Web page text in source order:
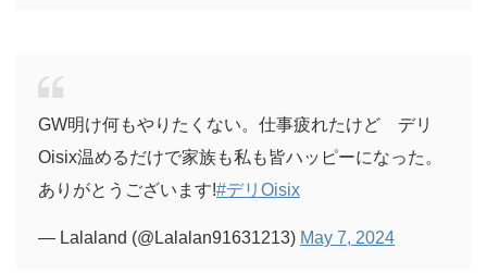
GW明け何もやりたくない。仕事疲れたけど デリ
Oisix温めるだけで家族も私も皆ハッピーになった。
ありがとうございます!#デリOisix
— Lalaland (@Lalalan91631213) May 7, 2024